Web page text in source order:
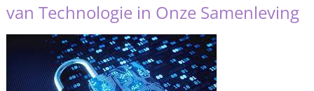
van Technologie in Onze Samenleving